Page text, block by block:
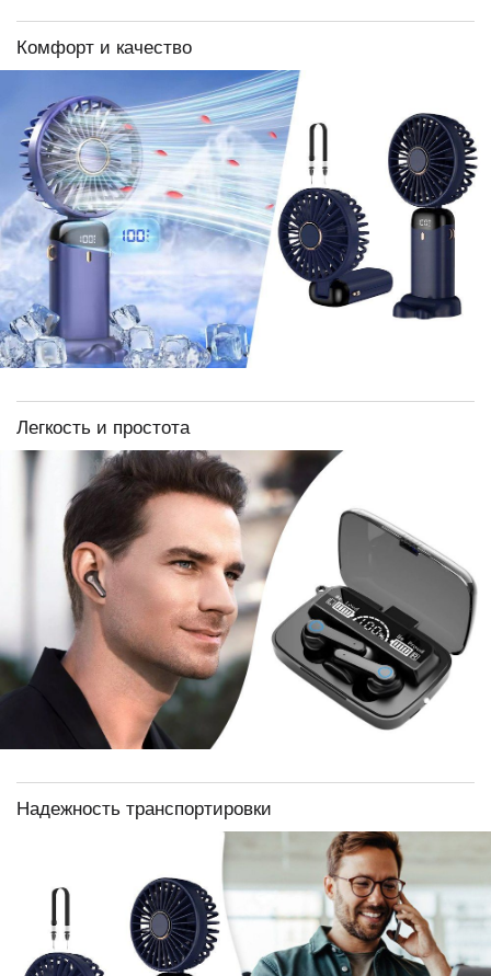
Комфорт и качество
Легкость и простота
Надежность транспортировки